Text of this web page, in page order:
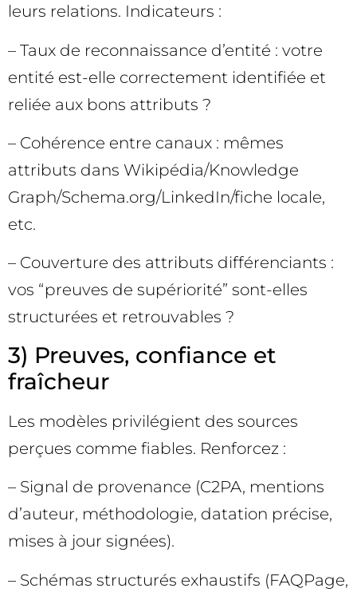
leurs relations. Indicateurs :
– Taux de reconnaissance d’entité : votre
entité est-elle correctement identifiée et
reliée aux bons attributs ?
– Cohérence entre canaux : mêmes
attributs dans Wikipédia/Knowledge
Graph/Schema.org/LinkedIn/fiche locale,
etc.
– Couverture des attributs différenciants :
vos “preuves de supériorité” sont-elles
structurées et retrouvables ?
3) Preuves, confiance et
fraîcheur
Les modèles privilégient des sources
perçues comme fiables. Renforcez :
– Signal de provenance (C2PA, mentions
d’auteur, méthodologie, datation précise,
mises à jour signées).
– Schémas structurés exhaustifs (FAQPage,